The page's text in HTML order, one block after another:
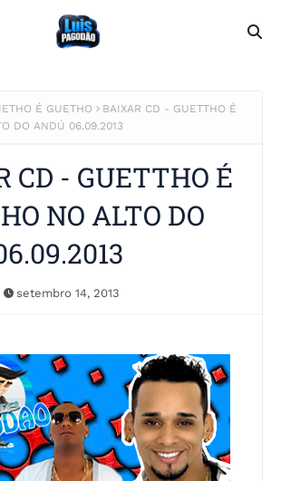
É GUETHO
BAIXAR CD - GUETTHO É
DO ANDÚ 06.09.2013
CD - GUETTHO É
NO ALTO DO
setembro 14, 2013